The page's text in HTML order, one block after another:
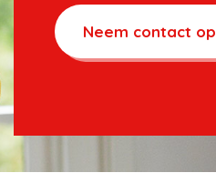
Neem contact op